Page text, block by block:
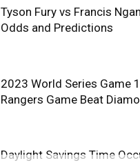
Tyson Fury vs Francis
Odds and Predictions
2023 World Series Game
Rangers Game Beat
Daylight Savings Time